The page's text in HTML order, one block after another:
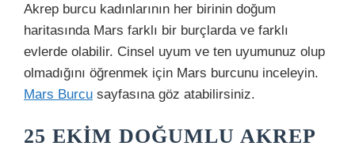
Akrep burcu kadınlarının her birinin doğum
haritasında Mars farklı bir burçlarda ve farklı
evlerde olabilir. Cinsel uyum ve ten uyumunuz olup
olmadığını öğrenmek için Mars burcunu inceleyin.
Mars Burcu sayfasına göz atabilirsiniz.
25 EKIM DOĞUMLU AKREP